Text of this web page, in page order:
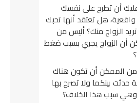
أن تطرح على نفسك
هل تعتقد أنها تحبك
الزواج منك؟ أليس من
أن الزواج يجري بسبب ضغط
الممكن أن تكون هناك
بينكما ولا تصرح بها
وهي سبب هذا الخلاف؟